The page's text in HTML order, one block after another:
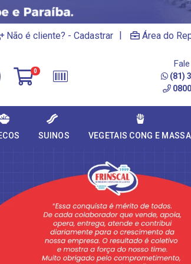
Não é cliente? - Cadastrar | Área do
0
(81)
SUINOS VEGETAIS CONG E